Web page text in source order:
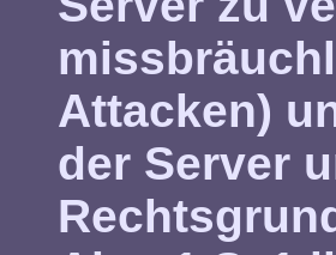
Attacken)
der Server